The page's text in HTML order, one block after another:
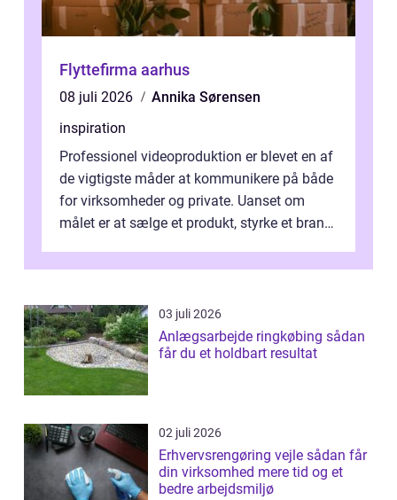
Flyttefirma aarhus
08 juli 2026
Annika Sørensen
inspiration
Professionel videoproduktion er blevet en af
de vigtigste måder at kommunikere på både
for virksomheder og private. Uanset om
målet er at sælge et produkt, styrke et brand,
03 juli 2026
Anlægsarbejde ringkøbing sådan
får du et holdbart resultat
02 juli 2026
Erhvervsrengøring vejle sådan får
din virksomhed mere tid og et
bedre arbejdsmiljø